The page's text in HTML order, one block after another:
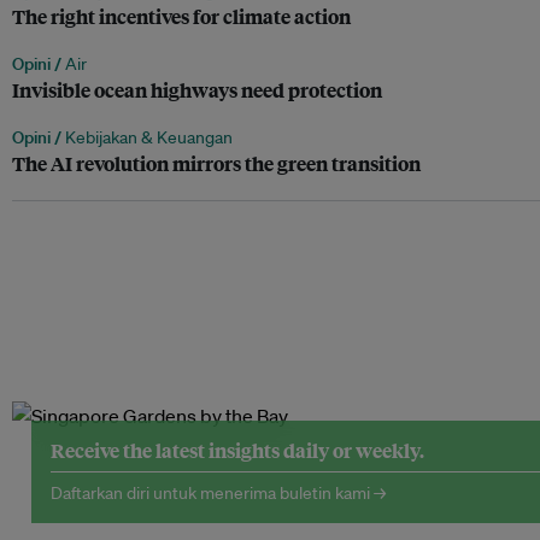
The right incentives for climate action
Opini /Air
Invisible ocean highways need protection
Opini / Kebijakan & Keuangan
The AI revolution mirrors the green transition
Receive the latest insights daily or weekly.
Daftarkan diri untuk menerima buletin kami →